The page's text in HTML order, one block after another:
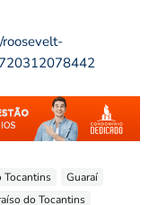
Tocantins
Guaraí
do Tocantins